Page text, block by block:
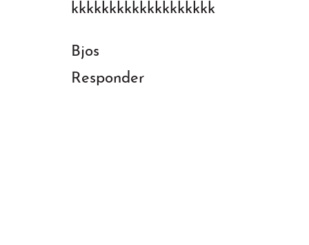
kkkkkkkkkkkkkkkkkkk
Bjos
Responder